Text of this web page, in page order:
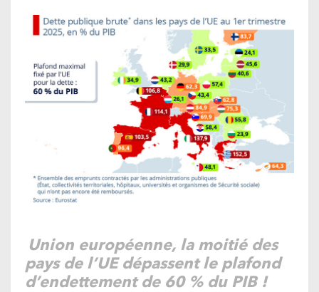
Union européenne, la moitié des
pays de l’UE dépassent le plafond
d’endettement de 60 % du PIB !